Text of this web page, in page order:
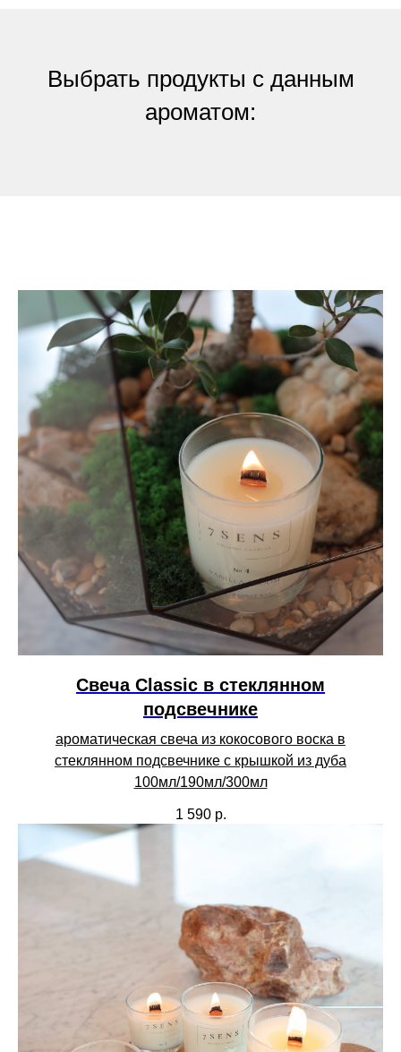
Выбрать продукты с данным
ароматом:
Свеча Сlassic в стеклянном
подсвечнике
ароматическая свеча из кокосового воска в
стеклянном подсвечнике с крышкой из дуба
100мл/190мл/300мл
1 590 р.